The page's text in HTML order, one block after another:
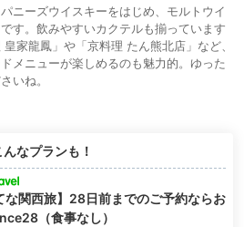
ニーズウイスキーをはじめ、モルトウイ
す。飲みやすいカクテルも揃っています
家龍鳳」や「京料理 たん熊北店」など、
メニューが楽しめるのも魅力的。ゆった
いね。
なプランも！
な関西旅】28日前までのご予約ならお
（食事なし）